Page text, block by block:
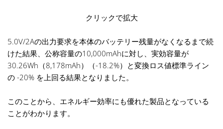
クリックで拡大
5.0V/2Aの出力要求を本体のバッテリー残量がなくなるまで続
けた結果、公称容量の10,000mAhに対し、実効容量が
30.26Wh（8,178mAh）（-18.2%）と変換ロス値標準ライン
の -20% を上回る結果となりました。
このことから、エネルギー効率にも優れた製品となっている
ことがわかります。